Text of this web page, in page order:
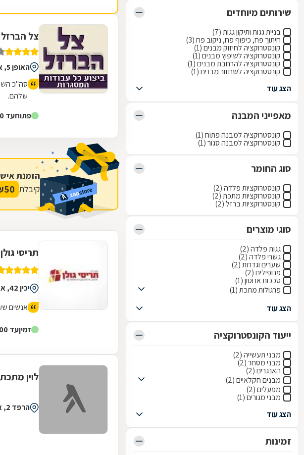
שירותים מיוחדים
בניית גגות ותיקון גגות (7)
חיתוך פח, כיפוף פח, ניקוב פח (3)
קונסטרוקציה לחיזוק מבנים (1)
קונסטרוקציה לשיפוץ מבנים (1)
קונסטרוקציה להרחבת מבנים (1)
קונסטרוקציה לשחזור מבנים (1)
הצג עוד
מאפייני המבנה
קונסטרוקציה למבנה פתוח (1)
קונסטרוקציה למבנה סגור (1)
סוג החומר
קונסטרוקציות פלדה (2)
קונסטרוקציות מתכת (2)
קונסטרוקציות ברזל (2)
סוגי מוצרים
גגות פלדה (2)
גשרי פלדה (2)
שערים וגדרות (2)
פרופילים (2)
סככות אחסון (1)
פרגולות מתכת (1)
הצג עוד
ייעוד הקונסטרוקציה
מבני תעשייה (2)
מבני מסחר (2)
האנגרים (2)
מבנים חקלאיים (2)
מפעלים (2)
מבני מגורים (1)
הצג עוד
זמינות
צל הברזל
האופן 5, אשקלון
סה"כ
שלהם.
פתוחעד 19:00
הזמנת
קיבלת 50
תריסי גולן
יכין 42, אשקלון
אנשים
זמיןעד 19:00
לוין
הרפד 2, אשקלון